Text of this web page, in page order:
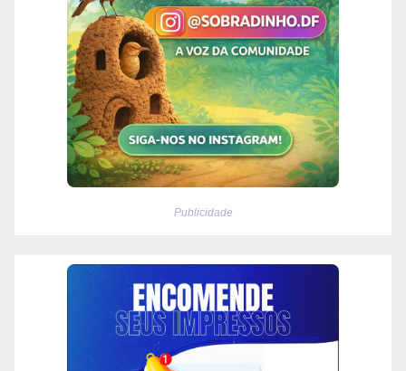
Publicidade